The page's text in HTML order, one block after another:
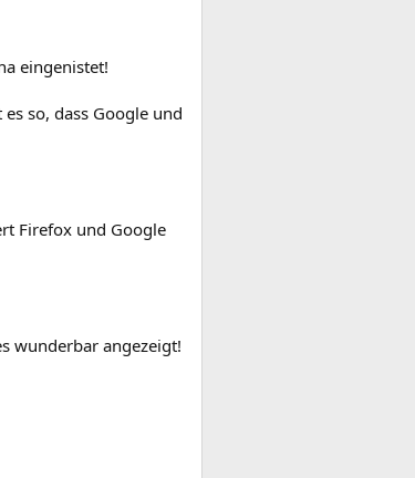
eingenistet!
so, dass Google und
Firefox und Google
wunderbar angezeigt!